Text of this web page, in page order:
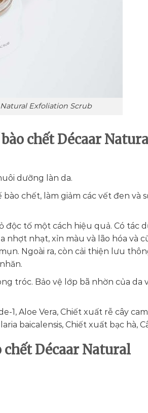
Exfoliation Scrub
chết Décaar
dưỡng làn da.
chết, làm giảm các vết đen và
độc tố một cách hiệu quả. Có tác
nhợt nhạt, xỉn màu và lão hóa và
Ngoài ra, còn cải thiện lưu
tróc. Bảo vệ lớp bã nhờn của da
1, Aloe Vera, Chiết xuất rễ cây
baicalensis, Chiết xuất bạc hà,
chết Décaar Natural